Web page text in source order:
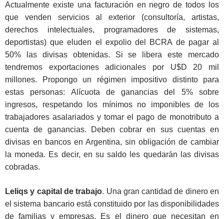
Actualmente existe una facturación en negro de todos los
que venden servicios al exterior (consultoría, artistas,
derechos intelectuales, programadores de sistemas,
deportistas) que eluden el expolio del BCRA de pagar al
50% las divisas obtenidas. Si se libera este mercado
tendremos exportaciones adicionales por U$D 20 mil
millones. Propongo un régimen impositivo distinto para
estas personas: Alícuota de ganancias del 5% sobre
ingresos, respetando los mínimos no imponibles de los
trabajadores asalariados y tomar el pago de monotributo a
cuenta de ganancias. Deben cobrar en sus cuentas en
divisas en bancos en Argentina, sin obligación de cambiar
la moneda. Es decir, en su saldo les quedarán las divisas
cobradas.
Leliqs y capital de trabajo. Una gran cantidad de dinero en
el sistema bancario está constituido por las disponibilidades
de familias y empresas. Es el dinero que necesitan en